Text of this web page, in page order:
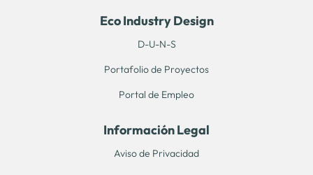
Eco Industry Design
D-U-N-S
Portafolio de Proyectos
Portal de Empleo
Información Legal
Aviso de Privacidad